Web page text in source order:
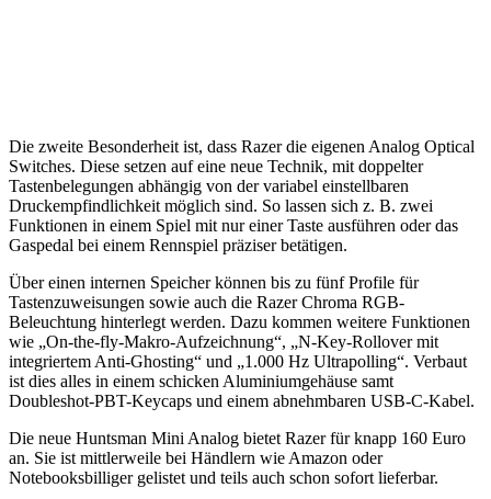
Die zweite Besonderheit ist, dass Razer die eigenen Analog Optical
Switches. Diese setzen auf eine neue Technik, mit doppelter
Tastenbelegungen abhängig von der variabel einstellbaren
Druckempfindlichkeit möglich sind. So lassen sich z. B. zwei
Funktionen in einem Spiel mit nur einer Taste ausführen oder das
Gaspedal bei einem Rennspiel präziser betätigen.
Über einen internen Speicher können bis zu fünf Profile für
Tastenzuweisungen sowie auch die Razer Chroma RGB-
Beleuchtung hinterlegt werden. Dazu kommen weitere Funktionen
wie „On-the-fly-Makro-Aufzeichnung“, „N-Key-Rollover mit
integriertem Anti-Ghosting“ und „1.000 Hz Ultrapolling“. Verbaut
ist dies alles in einem schicken Aluminiumgehäuse samt
Doubleshot-PBT-Keycaps und einem abnehmbaren USB-C-Kabel.
Die neue Huntsman Mini Analog bietet Razer für knapp 160 Euro
an. Sie ist mittlerweile bei Händlern wie Amazon oder
Notebooksbilliger gelistet und teils auch schon sofort lieferbar.